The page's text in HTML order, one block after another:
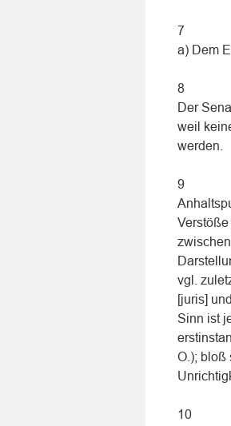
7
a) Dem
8
Der
weil
werden.
9
vgl.
[juris]
Sinn ist
O.); bloß
10